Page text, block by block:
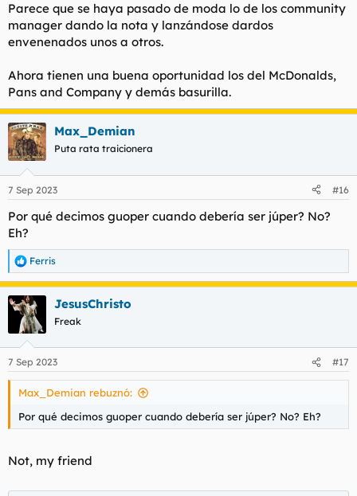
:
Parece que se haya pasado de moda lo de los community
manager dando la nota y lanzándose dardos
envenenados unos a otros.
Ahora tienen una buena oportunidad los del McDonalds,
Pans and Company y demás basurilla.
Max_Demian
Puta rata traicionera
7 Sep 2023 #16
Por qué decimos guoper cuando debería ser júper? No?
Eh?
R
e
a
c
e
s
Ferris
JesusChristo
Freak
7 Sep 2023 #17
Max_Demian rebuznó:
Por qué decimos guoper cuando debería ser júper? No? Eh?
Not, my friend